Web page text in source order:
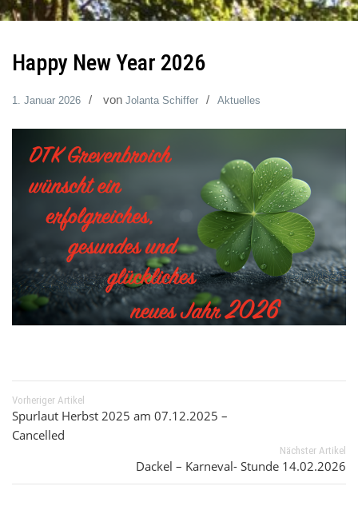
Happy New Year 2026
1. Januar 2026 von Jolanta Schiffer Aktuelles
Vorheriger Artikel
Spurlaut Herbst 2025 am 07.12.2025 –
Cancelled
Nächster Artikel
Dackel – Karneval- Stunde 14.02.2026